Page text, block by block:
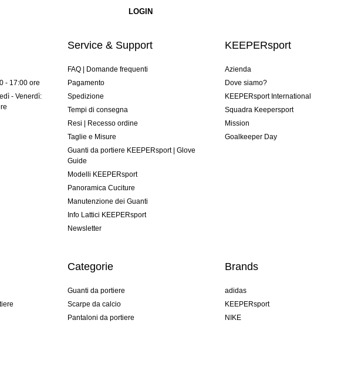
- 17:00 ore
- Venerdì:
Service & Support
FAQ | Domande frequenti
Pagamento
Spedizione
Tempi di consegna
Resi | Recesso ordine
Taglie e Misure
Guanti da portiere KEEPERsport | Glove
Guide
Modelli KEEPERsport
Panoramica Cuciture
Manutenzione dei Guanti
Info Lattici KEEPERsport
Newsletter
KEEPERsport
Azienda
Dove siamo?
KEEPERsport International
Squadra Keepersport
Mission
Goalkeeper Day
Categorie
Guanti da portiere
Scarpe da calcio
Pantaloni da portiere
Brands
adidas
KEEPERsport
NIKE